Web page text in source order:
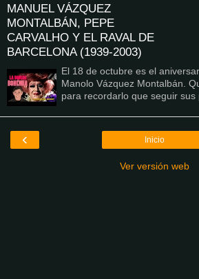
MANUEL VÁZQUEZ
MONTALBÁN, PEPE
CARVALHO Y EL RAVAL DE
BARCELONA (1939-2003)
El 18 de octubre es el
Manolo Vázquez Montalbán.
para recordarlo que seguir sus
‹ Inicio
Ver versión web